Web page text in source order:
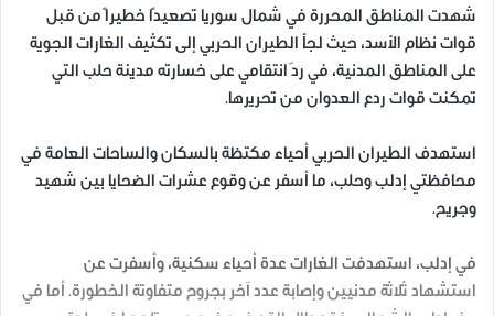
شهدت المناطق المحررة في شمال سوريا تصعيدًا خطيراً من قبل
قوات نظام الأسد، حيث لجأ الطيران الحربي إلى تكثيف الغارات الجوية
على المناطق المدنية، في ردّ انتقامي على خسارته مدينة حلب التي
تمكنت قوات ردع العدوان من تحريرها.
استهدف الطيران الحربي أحياء مكتظة بالسكان والساحات العامة في
محافظتي إدلب وحلب، ما أسفر عن وقوع عشرات الضحايا بين شهيد
وجريح.
في إدلب، استهدفت الغارات عدة أحياء سكنية، وأسفرت عن
استشهاد ثلاثة مدنيين وإصابة عدد آخر بجروح متفاوتة الخطورة. أما في